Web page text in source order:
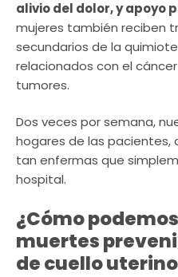
alivio del dolor, y apoyo
mujeres también reciben
secundarios de la
relacionados con el
tumores.
Dos veces por semana,
hogares de las
tan enfermas que
hospital.
¿Cómo
muertes
de cuello